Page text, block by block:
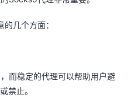
的几个方面：
而稳定的代理可以帮助用户避
禁止。